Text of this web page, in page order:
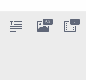
50 :